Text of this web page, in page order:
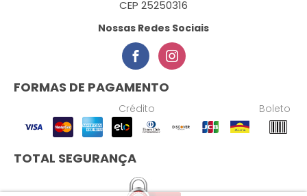
CEP 25250316
Nossas Redes Sociais
FORMAS DE PAGAMENTO
Crédito Boleto
TOTAL SEGURANÇA